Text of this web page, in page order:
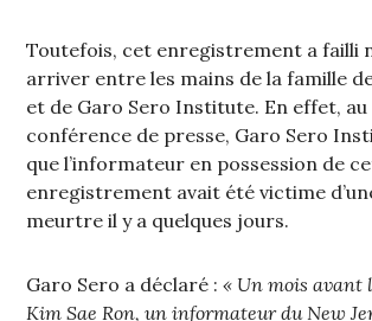
Toutefois, cet enregistrement a failli
arriver entre les mains de la famille
et de Garo Sero Institute. En effet,
conférence de presse, Garo Sero
que l’informateur en possession de
enregistrement avait été victime
meurtre il y a quelques jours.
Garo Sero a déclaré :« Un mois avant
Kim Sae Ron, un informateur du New